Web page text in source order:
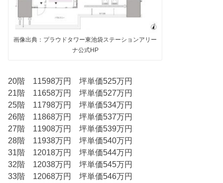
画像出典：プラウドタワー東池袋ステーションアリー
ナ公式HP
20階 11598万円 坪単価525万円
21階 11658万円 坪単価527万円
25階 11798万円 坪単価534万円
26階 11868万円 坪単価537万円
27階 11908万円 坪単価539万円
28階 11938万円 坪単価540万円
31階 12018万円 坪単価544万円
32階 12038万円 坪単価545万円
33階 12068万円 坪単価546万円